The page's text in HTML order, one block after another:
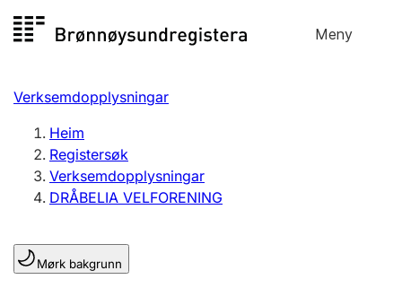
til
Meny
Registersøk
Aksjeselskap
Enkeltpersonføretak
Registrere, endre, slette
Lag og foreining
Verksemdopplysningar
Heim
Registersøk
Verksemdopplysningar
DRÅBELIA VELFORENING
Mørk bakgrunn